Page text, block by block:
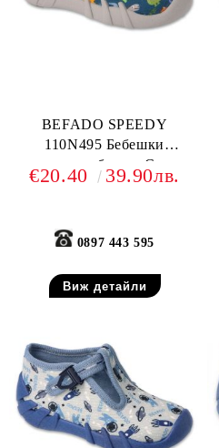
BEFADO SPEEDY
110N495 Бебешки
текстилни обувки, Сини с
динозаври
€20.40 39.90лв.
0897 443 595
Виж детайли